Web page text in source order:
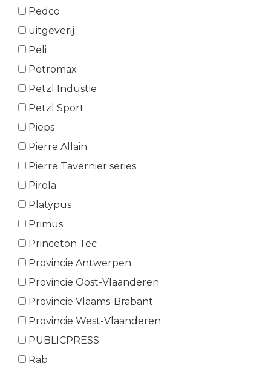
Pedco
uitgeverij
Peli
Petromax
Petzl Industie
Petzl Sport
Pieps
Pierre Allain
Pierre Tavernier series
Pirola
Platypus
Primus
Princeton Tec
Provincie Antwerpen
Provincie Oost-Vlaanderen
Provincie Vlaams-Brabant
Provincie West-Vlaanderen
PUBLICPRESS
Rab